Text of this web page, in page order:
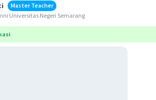
Master Teacher
Universitas Negeri Semarang